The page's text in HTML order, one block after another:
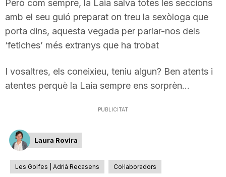
a
r
a
g
Però com sempre, la Laia salva totes les seccions
amb el seu guió preparat on treu la sexòloga que
porta dins, aquesta vegada per parlar-nos dels
‘fetiches’ més extranys que ha trobat
I vosaltres, els coneixieu, teniu algun? Ben atents i
atentes perquè la Laia sempre ens sorprèn…
PUBLICITAT
Laura Rovira
Les Golfes | Adrià Recasens Col·laboradors